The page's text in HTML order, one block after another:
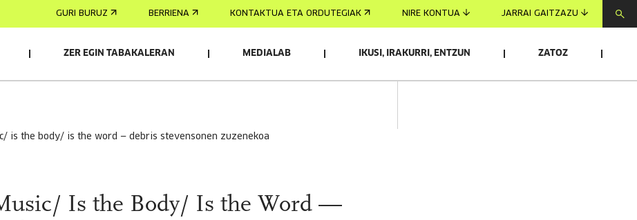
GURI BURUZ BERRIENA KONTAKTUA ETA ORDUTEGIAK NIRE KONTUA JARRAI GAITZAZU
ZER EGIN TABAKALERAN MEDIALAB IKUSI, IRAKURRI, ENTZUN ZATOZ
is the body/ is the word — debris stevensonen zuzenekoa
Is the Body/ Is the Word —